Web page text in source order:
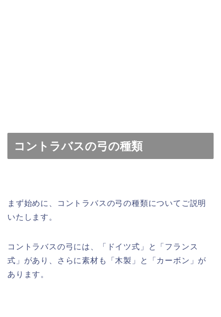
コントラバスの弓の種類
まず始めに、コントラバスの弓の種類についてご説明
いたします。
コントラバスの弓には、「ドイツ式」と「フランス
式」があり、さらに素材も「木製」と「カーボン」が
あります。